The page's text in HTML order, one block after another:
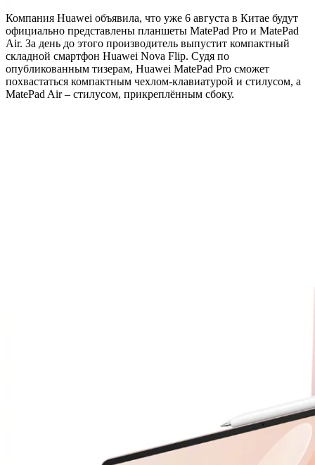
Компания Huawei объявила, что уже 6 августа в Китае будут
официально представлены планшеты MatePad Pro и MatePad
Air. За день до этого производитель выпустит компактный
складной смартфон Huawei Nova Flip. Судя по
опубликованным тизерам, Huawei MatePad Pro сможет
похвастаться компактным чехлом-клавиатурой и стилусом, а
MatePad Air – стилусом, прикреплённым сбоку.